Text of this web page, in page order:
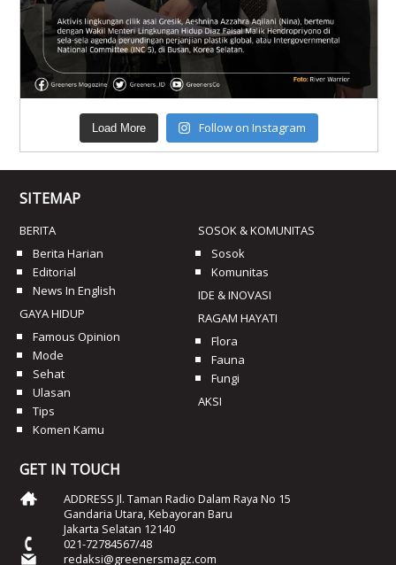
Load More Follow on Instagram
SITEMAP
BERITA
Berita Harian
Editorial
News In English
GAYA HIDUP
Famous Opinion
Mode
Sehat
Ulasan
Tips
Komen Kamu
SOSOK & KOMUNITAS
Sosok
Komunitas
IDE & INOVASI
RAGAM HAYATI
Flora
Fauna
Fungi
AKSI
GET IN TOUCH
ADDRESS Jl. Taman Radio Dalam Raya No 15
Gandaria Utara, Kebayoran Baru
Jakarta Selatan 12140
021-72784567/48
redaksi@greenersmagz.com